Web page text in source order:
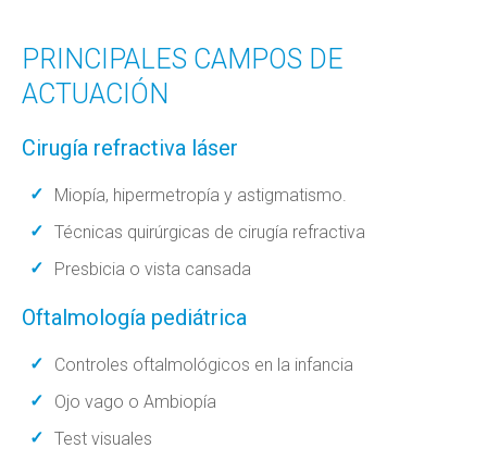
PRINCIPALES CAMPOS DE
ACTUACIÓN
Cirugía refractiva láser
Miopía, hipermetropía y astigmatismo.
Técnicas quirúrgicas de cirugía refractiva
Presbicia o vista cansada
Oftalmología pediátrica
Controles oftalmológicos en la infancia
Ojo vago o Ambiopía
Test visuales